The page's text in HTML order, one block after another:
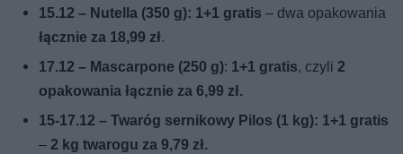
15.12 – Nutella (350 g): 1+1 gratis – dwa opakowania
łącznie za 18,99 zł.
17.12 – Mascarpone (250 g): 1+1 gratis, czyli2
opakowania łącznie za 6,99 zł.
15-17.12 – Twaróg sernikowy Pilos (1 kg): 1+1 gratis
–2 kg twarogu za 9,79 zł.